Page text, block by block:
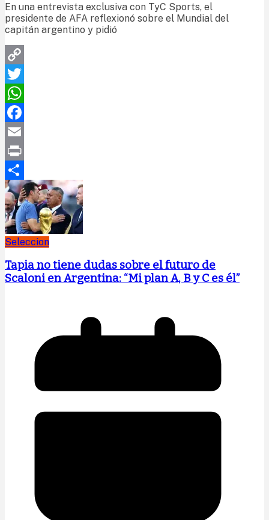
En una entrevista exclusiva con TyC Sports, el
presidente de AFA reflexionó sobre el Mundial del
capitán argentino y pidió
Copy
Link
Twitter
WhatsApp
Facebook
Email
Print
Compartir
Seleccion
Tapia no tiene dudas sobre el futuro de
Scaloni en Argentina: “Mi plan A, B y C es él”